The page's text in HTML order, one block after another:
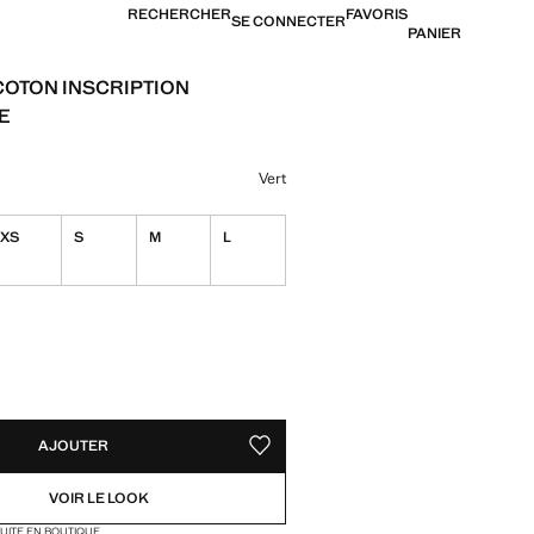
RECHERCHERSE CONNECTERFAVORIS
PANIER
INSCRIPTION
€ ]
couleur
Vert
XS S M L
AJOUTER AJOUTER AUX FAVORIS
VOIR LE LOOK